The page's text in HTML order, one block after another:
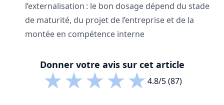
l’externalisation : le bon dosage dépend du stade
de maturité, du projet de l’entreprise et de la
montée en compétence interne
Donner votre avis sur cet article
★★★★★4.8/5 (87)